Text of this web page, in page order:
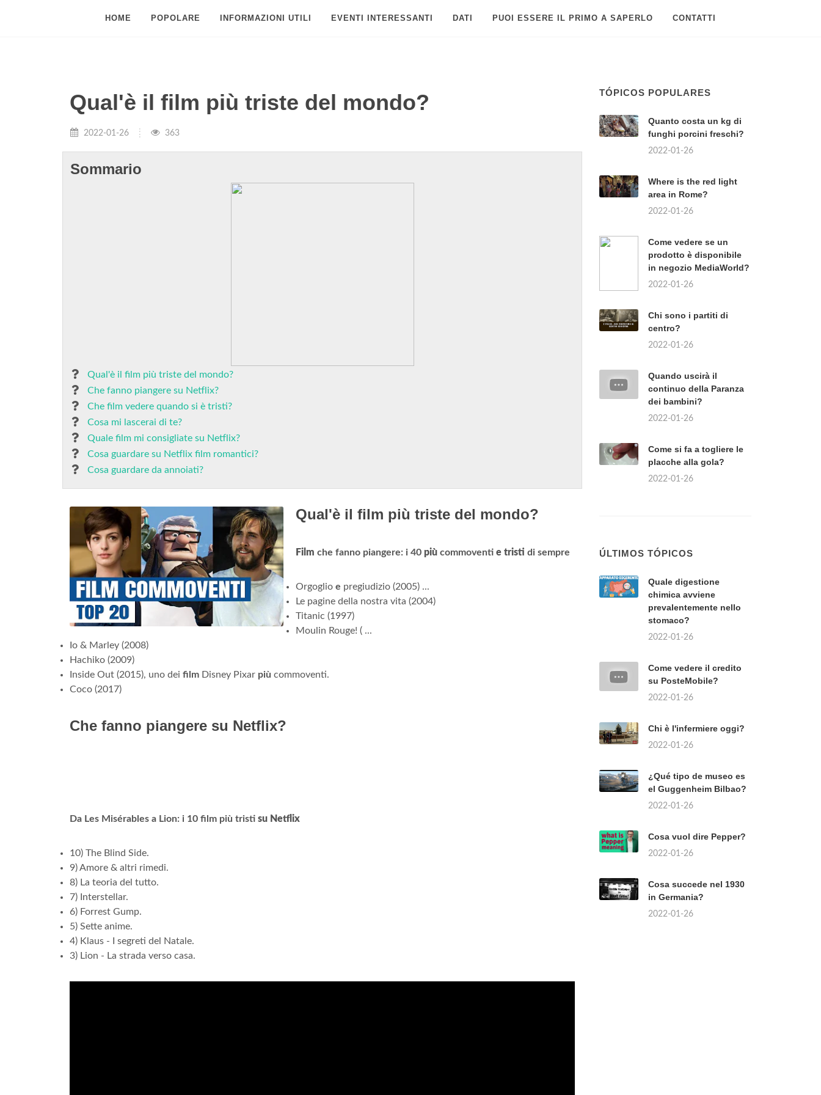
HOME POPOLARE INFORMAZIONI UTILI EVENTI INTERESSANTI DATI PUOI ESSERE IL PRIMO A SAPERLO CONTATTI
Qual'è il film più triste del mondo?
2022-01-26 363
Sommario
Qual'è il film più triste del mondo?
Che fanno piangere su Netflix?
Che film vedere quando si è tristi?
Cosa mi lascerai di te?
Quale film mi consigliate su Netflix?
Cosa guardare su Netflix film romantici?
Cosa guardare da annoiati?
Qual'è il film più triste del mondo?
Film che fanno piangere: i 40 più commoventi e tristi di sempre
Orgoglio e pregiudizio (2005) ...
Le pagine della nostra vita (2004)
Titanic (1997)
Moulin Rouge! ( ...
Io & Marley (2008)
Hachiko (2009)
Inside Out (2015), uno dei film Disney Pixar più commoventi.
Coco (2017)
Che fanno piangere su Netflix?
Da Les Misérables a Lion: i 10 film più tristi su Netflix
10) The Blind Side.
9) Amore & altri rimedi.
8) La teoria del tutto.
7) Interstellar.
6) Forrest Gump.
5) Sette anime.
4) Klaus - I segreti del Natale.
3) Lion - La strada verso casa.
TÓPICOS POPULARES
Quanto costa un kg di
funghi porcini freschi?
2022-01-26
Where is the red light
area in Rome?
2022-01-26
Come vedere se un
prodotto è disponibile
in negozio MediaWorld?
2022-01-26
Chi sono i partiti di
centro?
2022-01-26
Quando uscirà il
continuo della Paranza
dei bambini?
2022-01-26
Come si fa a togliere le
placche alla gola?
2022-01-26
ÚLTIMOS TÓPICOS
Quale digestione
chimica avviene
prevalentemente nello
stomaco?
2022-01-26
Come vedere il credito
su PosteMobile?
2022-01-26
Chi è l'infermiere oggi?
2022-01-26
¿Qué tipo de museo es
el Guggenheim Bilbao?
2022-01-26
Cosa vuol dire Pepper?
2022-01-26
Cosa succede nel 1930
in Germania?
2022-01-26